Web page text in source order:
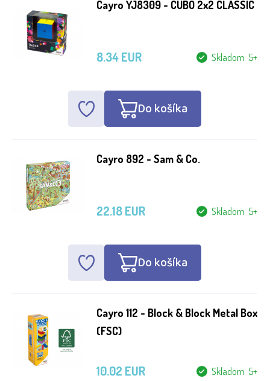
Cayro YJ8309 - CUBO 2x2 CLASSIC
Skladom 5+
8.34 EUR
Do košíka
Cayro 892 - Sam & Co.
Skladom 5+
22.18 EUR
Do košíka
Cayro 112 - Block & Block Metal Box
(FSC)
Skladom 5+
10.02 EUR